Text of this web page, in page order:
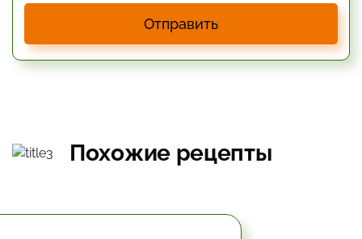
Отправить
Похожие рецепты